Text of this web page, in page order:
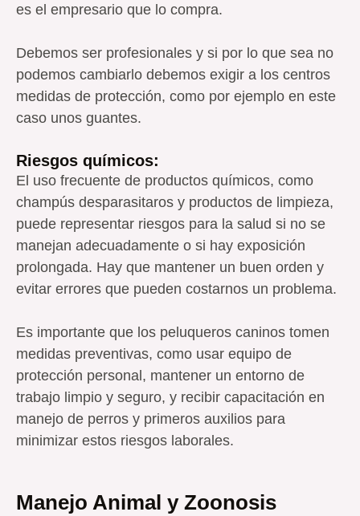
es el empresario que lo compra.
Debemos ser profesionales y si por lo que sea no
podemos cambiarlo debemos exigir a los centros
medidas de protección, como por ejemplo en este
caso unos guantes.
Riesgos químicos:
El uso frecuente de productos químicos, como
champús desparasitaros y productos de limpieza,
puede representar riesgos para la salud si no se
manejan adecuadamente o si hay exposición
prolongada. Hay que mantener un buen orden y
evitar errores que pueden costarnos un problema.
Es importante que los peluqueros caninos tomen
medidas preventivas, como usar equipo de
protección personal, mantener un entorno de
trabajo limpio y seguro, y recibir capacitación en
manejo de perros y primeros auxilios para
minimizar estos riesgos laborales.
Manejo Animal y Zoonosis